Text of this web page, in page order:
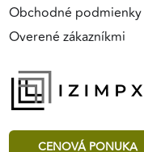
Obchodné podmienky
Overené zákazníkmi
CENOVÁ PONUKA